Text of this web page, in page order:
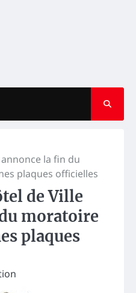
annonce la fin du
plaques officielles
de Ville
moratoire
plaques